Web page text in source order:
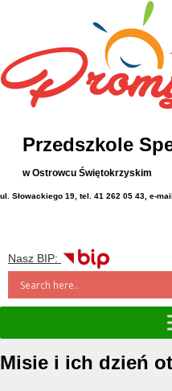
Przedszkole
w Ostrowcu Świętokrzyskim
ul. Słowackiego 19, tel. 41 262 05 43, e-
Nasz BIP:
Misie i ich dzień